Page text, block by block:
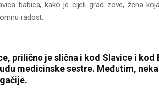
babica, kako je cijeli grad zove, žena
radost.
prilično je slična i kod Slavice i kod
medicinske sestre. Međutim,